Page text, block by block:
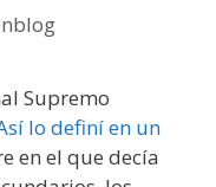
Supremo
lo definí en un
en el que decía